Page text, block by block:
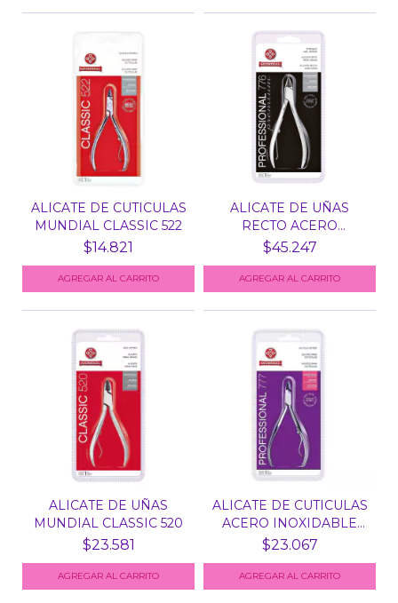
ALICATE DE CUTICULAS
MUNDIAL CLASSIC 522
$14.821
ALICATE DE UÑAS
RECTO ACERO
INOXIDABLE M...
$45.247
ALICATE DE UÑAS
MUNDIAL CLASSIC 520
$23.581
ALICATE DE CUTICULAS
ACERO INOXIDABLE
MU...
$23.067